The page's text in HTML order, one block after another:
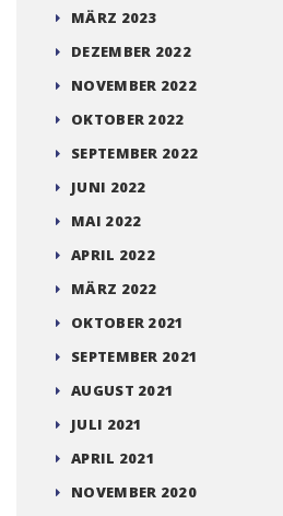
MÄRZ 2023
DEZEMBER 2022
NOVEMBER 2022
OKTOBER 2022
SEPTEMBER 2022
JUNI 2022
MAI 2022
APRIL 2022
MÄRZ 2022
OKTOBER 2021
SEPTEMBER 2021
AUGUST 2021
JULI 2021
APRIL 2021
NOVEMBER 2020